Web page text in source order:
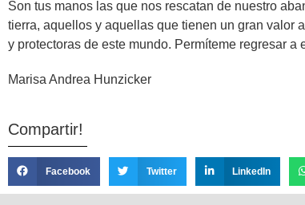
Son tus manos las que nos rescatan de nuestro
tierra, aquellos y aquellas que tienen un gran valor
y protectoras de este mundo. Permíteme regresar
Marisa Andrea Hunzicker
Compartir!
Facebook Twitter LinkedIn